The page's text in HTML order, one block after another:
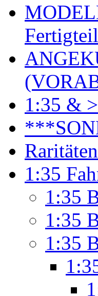
1:35 &
1:35
1:35
1:35
1:35